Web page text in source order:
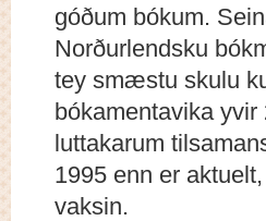
góðum bókum.
Norðurlendsku
tey smæstu skulu
bókamentavika
luttakarum
1995 enn er
vaksin.